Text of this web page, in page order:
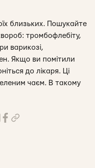
близьких. Пошукайте
тромбофлебіту,
варикозі,
Якщо ви помітили
до лікаря. Ці
чаєм. В такому